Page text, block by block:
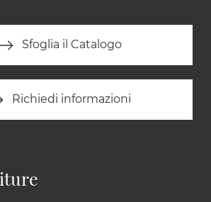
Sfoglia il Catalogo
Richiedi informazioni